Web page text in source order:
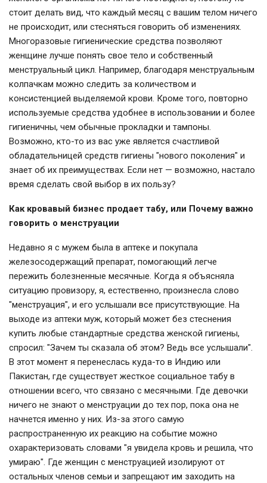
стоит делать вид, что каждый месяц с вашим телом ничего
не происходит, или стесняться говорить об изменениях.
Многоразовые гигиенические средства позволяют
женщине лучше понять свое тело и собственный
менструальный цикл. Например, благодаря менструальным
колпачкам можно следить за количеством и
консистенцией выделяемой крови. Кроме того, повторно
используемые средства удобнее в использовании и более
гигиеничны, чем обычные прокладки и тампоны.
Возможно, кто-то из вас уже является счастливой
обладательницей средств гигиены "нового поколения" и
знает об их преимуществах. Если нет — возможно, настало
время сделать свой выбор в их пользу?
Как кровавый бизнес продает табу, или Почему важно
говорить о менструации
Недавно я с мужем была в аптеке и покупала
железосодержащий препарат, помогающий легче
пережить болезненные месячные. Когда я объясняла
ситуацию провизору, я, естественно, произнесла слово
"менструация", и его услышали все присутствующие. На
выходе из аптеки муж, который может без стеснения
купить любые стандартные средства женской гигиены,
спросил: "Зачем ты сказала об этом? Ведь все услышали".
В этот момент я перенеслась куда-то в Индию или
Пакистан, где существует жесткое социальное табу в
отношении всего, что связано с месячными. Где девочки
ничего не знают о менструации до тех пор, пока она не
начнется именно у них. Из-за этого самую
распространенную их реакцию на событие можно
охарактеризовать словами "я увидела кровь и решила, что
умираю". Где женщин с менструацией изолируют от
остальных членов семьи и запрещают им заходить на